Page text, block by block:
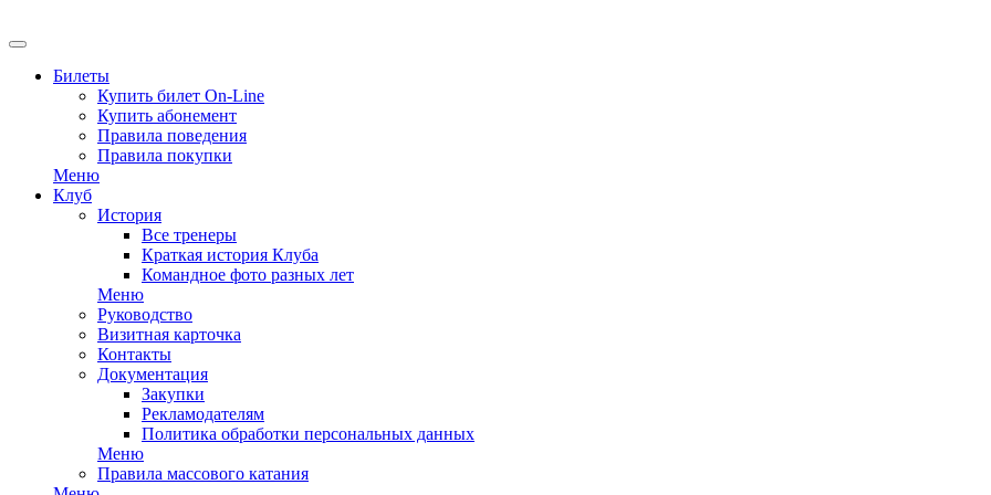
Билеты
Купить билет On-Line
Купить абонемент
Правила поведения
Правила покупки
Меню
Клуб
История
Все тренеры
Краткая история Клуба
Командное фото разных лет
Меню
Руководство
Визитная карточка
Контакты
Документация
Закупки
Рекламодателям
Политика обработки персональных данных
Меню
Правила массового катания